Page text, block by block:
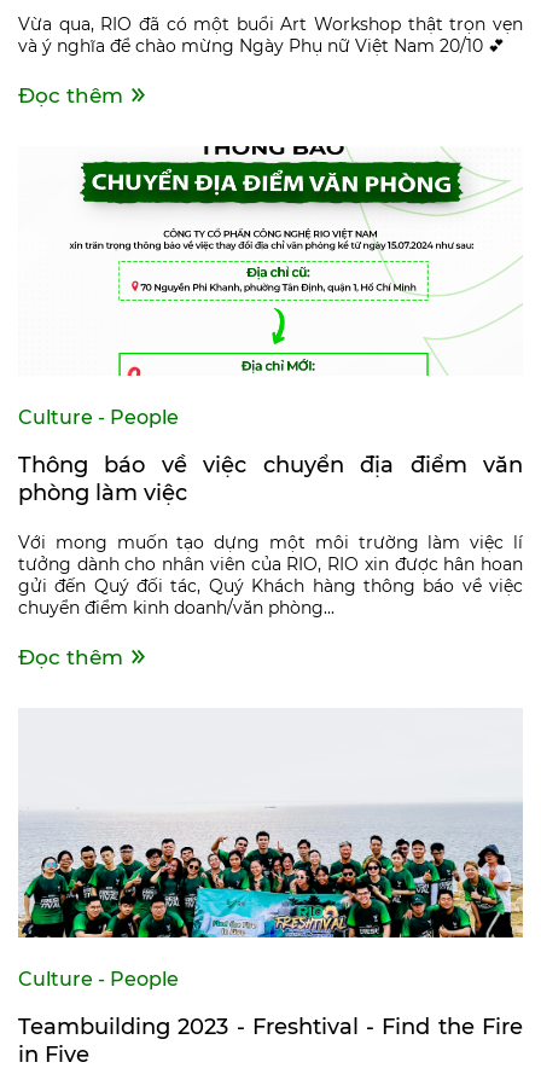
Vừa qua, RIO đã có một buổi Art Workshop thật trọn vẹn
và ý nghĩa để chào mừng Ngày Phụ nữ Việt Nam 20/10 💕
Đọc thêm
Culture - People
Thông báo về việc chuyển địa điểm văn
phòng làm việc
Với mong muốn tạo dựng một môi trường làm việc lí
tưởng dành cho nhân viên của RIO, RIO xin được hân hoan
gửi đến Quý đối tác, Quý Khách hàng thông báo về việc
chuyển điểm kinh doanh/văn phòng...
Đọc thêm
Culture - People
Teambuilding 2023 - Freshtival - Find the Fire
in Five